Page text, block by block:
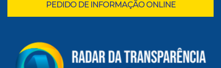
PEDIDO DE INFORMAÇÃO ONLINE